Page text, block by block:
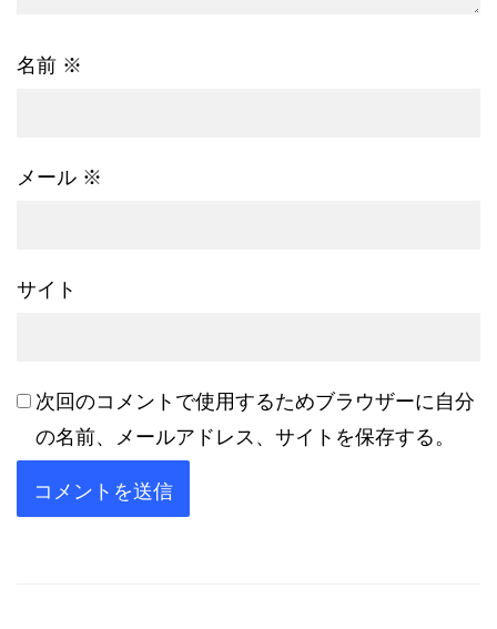
名前 ※
メール ※
サイト
次回のコメントで使用するためブラウザーに自分
の名前、メールアドレス、サイトを保存する。